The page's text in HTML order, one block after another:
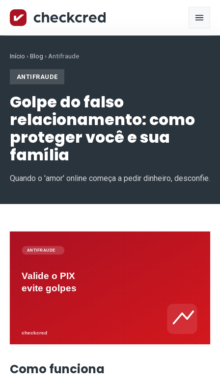
Início ›Blog › Antifraude
ANTIFRAUDE
Golpe do falso
relacionamento: como
proteger você e sua
família
Quando o 'amor' online começa a pedir dinheiro, desconfie.
Como funciona